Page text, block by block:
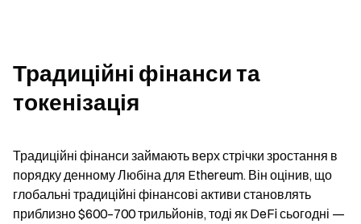
Традиційні фінанси та
токенізація
Традиційні фінанси займають верх стрічки зростання в
порядку денному Любіна для Ethereum. Він оцінив, що
глобальні традиційні фінансові активи становлять
приблизно $600–700 трильйонів, тоді як DeFi сьогодні —